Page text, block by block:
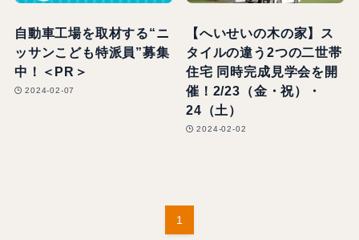
自動車工場を取材する“ニ
ッサンこども特派員”募集
中！＜PR＞
2024-02-07
【へいせいの木の家】ス
タイルの違う2つの二世帯
住宅 同時完成見学会を開
催！2/23（金・祝）・
24（土）
2024-02-02
1